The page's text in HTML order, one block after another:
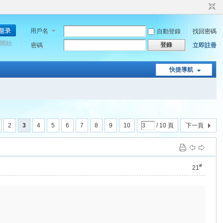
用戶名 自動登錄
找回密碼
密碼
登錄 立即註冊
始
快捷導航
2 3 4 5 6 7 8 9 10 / 10 頁 下一頁
21#